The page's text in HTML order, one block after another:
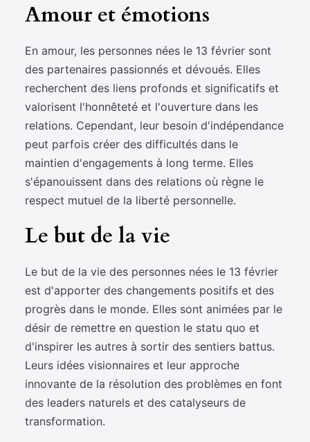
Amour et émotions
En amour, les personnes nées le 13 février sont
des partenaires passionnés et dévoués. Elles
recherchent des liens profonds et significatifs et
valorisent l'honnêteté et l'ouverture dans les
relations. Cependant, leur besoin d'indépendance
peut parfois créer des difficultés dans le
maintien d'engagements à long terme. Elles
s'épanouissent dans des relations où règne le
respect mutuel de la liberté personnelle.
Le but de la vie
Le but de la vie des personnes nées le 13 février
est d'apporter des changements positifs et des
progrès dans le monde. Elles sont animées par le
désir de remettre en question le statu quo et
d'inspirer les autres à sortir des sentiers battus.
Leurs idées visionnaires et leur approche
innovante de la résolution des problèmes en font
des leaders naturels et des catalyseurs de
transformation.